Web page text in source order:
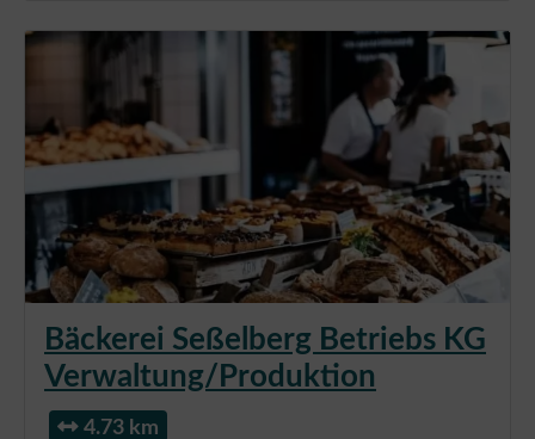
Bäckerei Seßelberg Betriebs KG
Verwaltung/Produktion
4.73 km